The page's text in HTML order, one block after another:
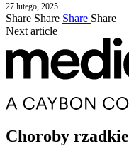
27 lutego, 2025
Share Share Share Share
Next article
Choroby rzadkie